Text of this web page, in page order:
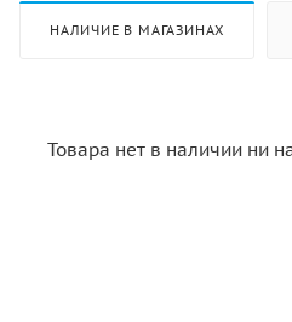
НАЛИЧИЕ В МАГАЗИНАХ
Товара нет в наличии ни